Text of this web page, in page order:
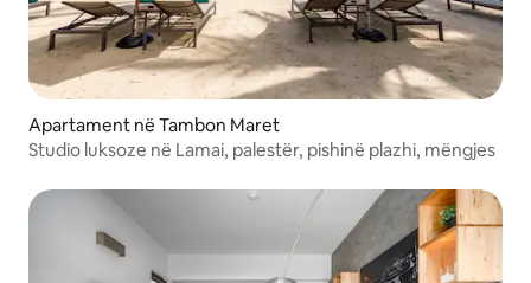
Apartament në Tambon Maret
Studio luksoze në Lamai, palestër, pishinë plazhi, mëngjes